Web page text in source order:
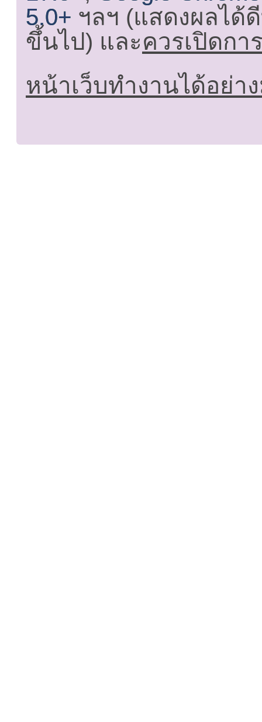
5.0+ ฯลฯ (แสดงผลได้
ขึ้นไป) และควรเปิดกา
หน้าเว็บทำงานได้อย่า